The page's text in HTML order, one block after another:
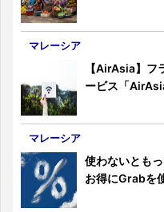
マレーシア
【AirAsia】
ービス「
マレーシア
使わないとも
お得にGrabを